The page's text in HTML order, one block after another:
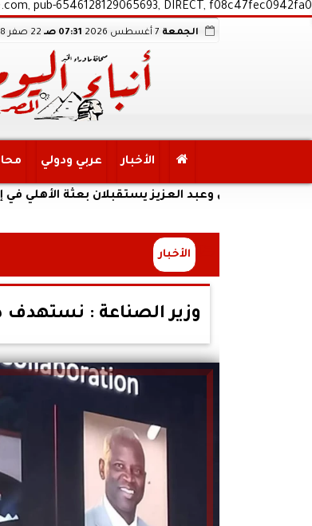
pub-6546128129065693, DIRECT, f08c47fec0942fa0
الجمعة 07:31 صـ 22 صفر 1448
الأخبار عربي ودولي
عدلي وعبد العزيز يستقبلان بعثة الأهلي في إسبانيا
الأخبار
وزير الصناعة : نستهدف